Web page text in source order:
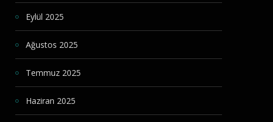
Eylül 2025
Ağustos 2025
Temmuz 2025
Haziran 2025